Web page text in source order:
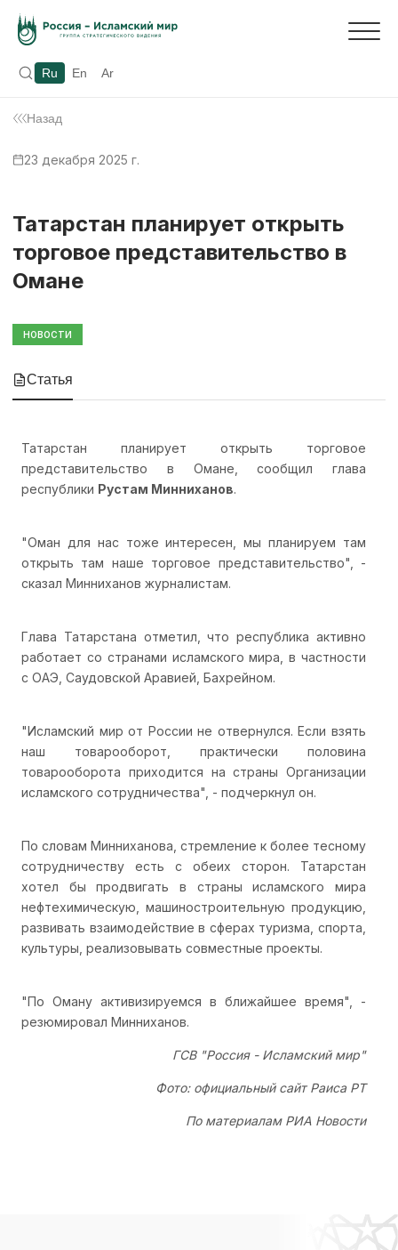
Ru En Ar
Назад
23 декабря 2025 г.
Татарстан планирует открыть
торговое представительство в
Омане
НОВОСТИ
Статья
Татарстан планирует открыть торговое
представительство в Омане, сообщил глава
республики Рустам Минниханов.
"Оман для нас тоже интересен, мы планируем там
открыть там наше торговое представительство", -
сказал Минниханов журналистам.
Глава Татарстана отметил, что республика активно
работает со странами исламского мира, в частности
с ОАЭ, Саудовской Аравией, Бахрейном.
"Исламский мир от России не отвернулся. Если взять
наш товарооборот, практически половина
товарооборота приходится на страны Организации
исламского сотрудничества", - подчеркнул он.
По словам Минниханова, стремление к более тесному
сотрудничеству есть с обеих сторон. Татарстан
хотел бы продвигать в страны исламского мира
нефтехимическую, машиностроительную продукцию,
развивать взаимодействие в сферах туризма, спорта,
культуры, реализовывать совместные проекты.
"По Оману активизируемся в ближайшее время", -
резюмировал Минниханов.
ГСВ "Россия - Исламский мир"
Фото: официальный сайт Раиса РТ
По материалам РИА Новости